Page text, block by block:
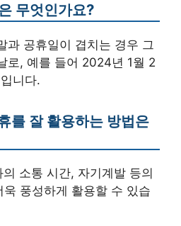
무엇인가요?
과 공휴일이 겹치는 경우 그
로, 예를 들어 2024년 1월 2
니다.
를 잘 활용하는 방법은
소통 시간, 자기계발 등의
풍성하게 활용할 수 있습